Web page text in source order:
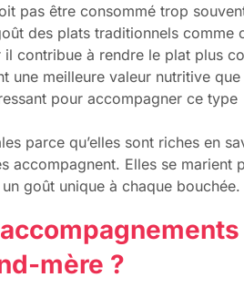
pas être consommé trop
des plats traditionnels comme
contribue à rendre le plat plus
meilleure valeur nutritive que
pour accompagner ce type
parce qu’elles sont riches en
accompagnent. Elles se marient
goût unique à chaque bouchée.
mère ?